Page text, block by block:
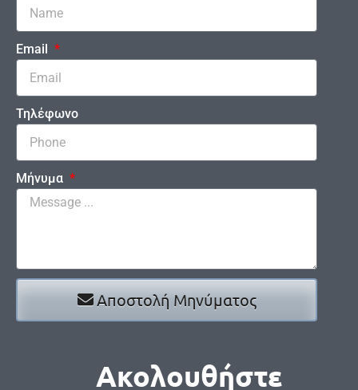
Email
Τηλέφωνο
Μήνυμα
Αποστολή Μηνύματος
Ακολουθήστε